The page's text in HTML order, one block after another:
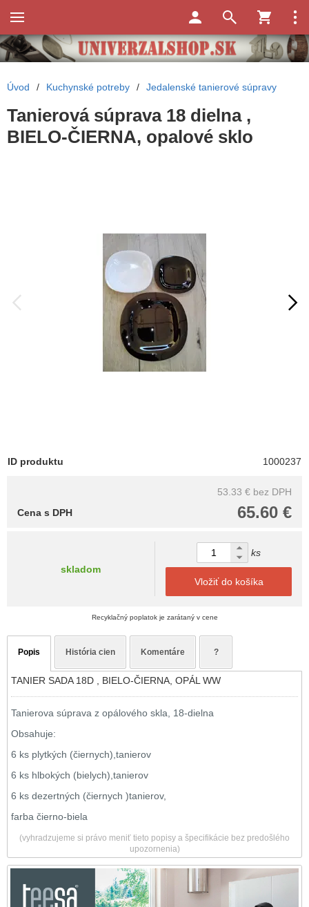
Úvod / Kuchynské potreby / Jedalenské tanierové súpravy
Tanierová súprava 18 dielna ,
BIELO-ČIERNA, opalové sklo
ID produktu 1000237
53.33 € bez DPH
65.60 €
Cena s DPH
skladom
ks
Vložiť do košíka
Recyklačný poplatok je zarátaný v cene
Popis História cien Komentáre ?
TANIER SADA 18D , BIELO-ČIERNA, OPÁL WW
Tanierova súprava z opálového skla, 18-dielna
Obsahuje:
6 ks plytkých (čiernych),tanierov
6 ks hlbokých (bielych),tanierov
6 ks dezertných (čiernych )tanierov,
farba čierno-biela
(vyhradzujeme si právo meniť tieto popisy a špecifikácie bez predošlého
upozornenia)